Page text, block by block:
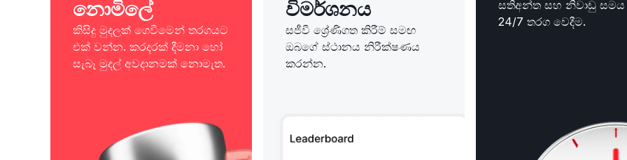
නොමිලේ
කිසිදු මුදලක් ගෙවීමෙන් තරගයට
එක් වන්න. කරදරක් දීමනා හෝ
සැබෑ මුදල් අවදානමක් නොමැත.
විමර්ශනය
සජීවී ශ්‍රේණිගත කිරීම් සමඟ
ඔබගේ ස්ථානය නිරීක්ෂණය
කරන්න.
සතිඅන්ත සහ නිවාඩු
24/7 තරග වෙදීම.